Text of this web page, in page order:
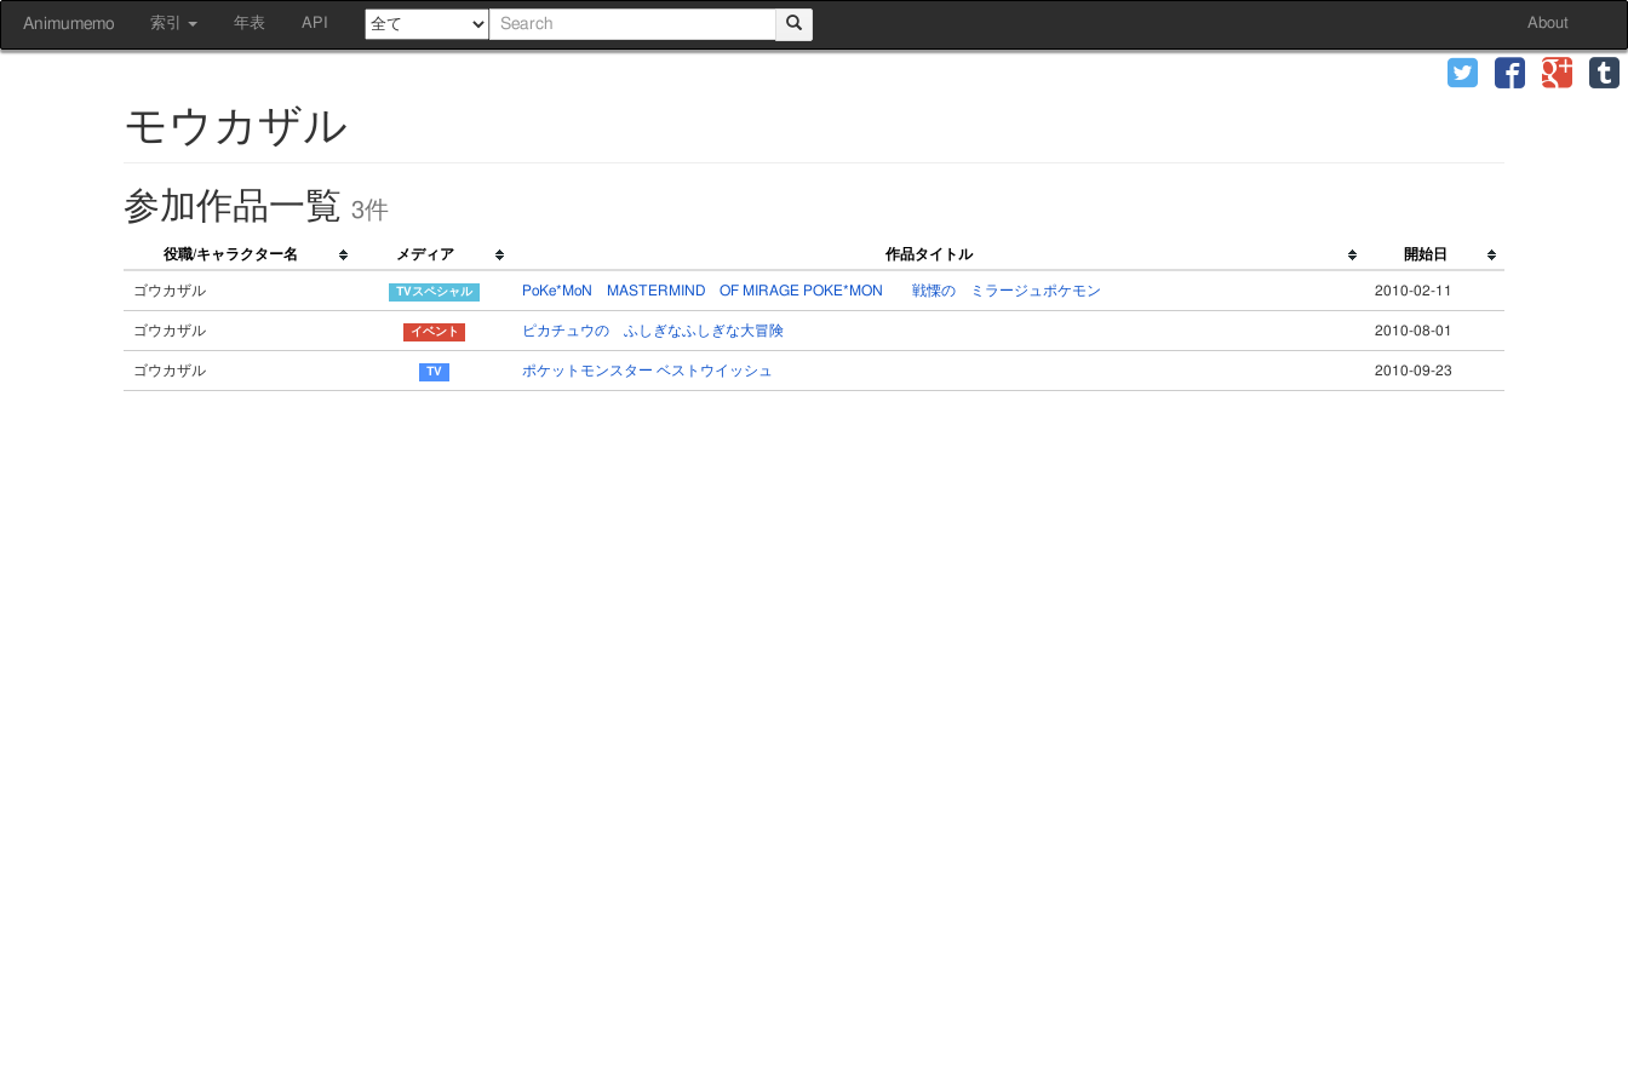
Animumemo 索引 年表 API About
モウカザル
参加作品一覧 3件
役職/キャラクター名 メディア 作品タイトル 開始日
ゴウカザル PoKe*MoN MASTERMIND OF MIRAGE POKE*MON 戦慄の ミラージュポケモン 2010-02-11
ゴウカザル ピカチュウの ふしぎなふしぎな大冒険 2010-08-01
ゴウカザル ポケットモンスター ベストウイッシュ 2010-09-23